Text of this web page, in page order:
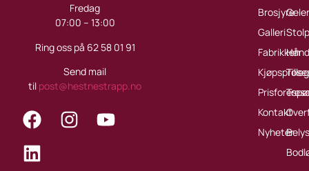
Fredag
07:00 – 13:00
Ring oss på 62 58 01 91
Send mail
til post@hestnestrapp.no
Brosjyre
Galleri
Fabrikken
Kontakt
Nyheter